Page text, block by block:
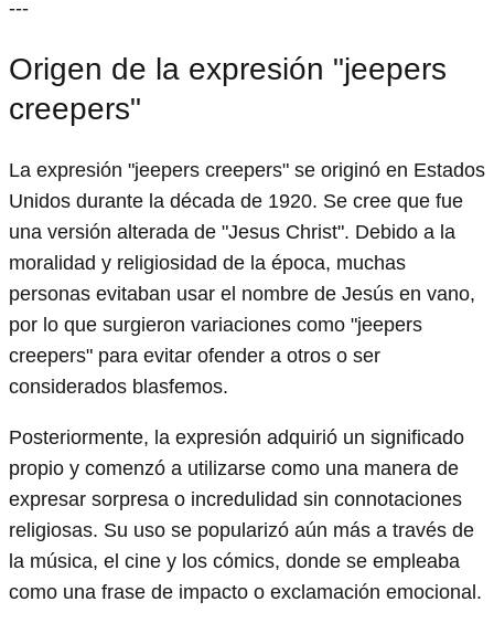
---
Origen de la expresión "jeepers
creepers"
La expresión "jeepers creepers" se originó en Estados
Unidos durante la década de 1920. Se cree que fue
una versión alterada de "Jesus Christ". Debido a la
moralidad y religiosidad de la época, muchas
personas evitaban usar el nombre de Jesús en vano,
por lo que surgieron variaciones como "jeepers
creepers" para evitar ofender a otros o ser
considerados blasfemos.
Posteriormente, la expresión adquirió un significado
propio y comenzó a utilizarse como una manera de
expresar sorpresa o incredulidad sin connotaciones
religiosas. Su uso se popularizó aún más a través de
la música, el cine y los cómics, donde se empleaba
como una frase de impacto o exclamación emocional.